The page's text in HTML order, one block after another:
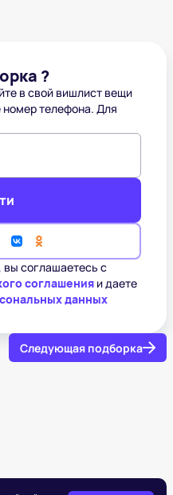
?
в свой вишлист вещи
телефона. Для
вы соглашаетесь с
соглашения и даете
данных
Следующая подборка